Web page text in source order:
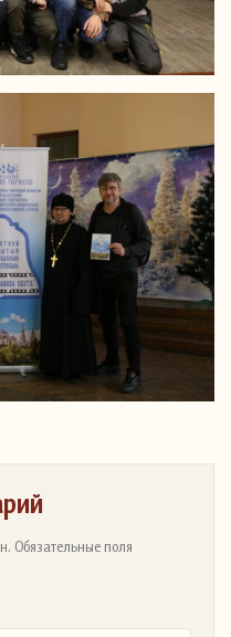
Обязательные поля